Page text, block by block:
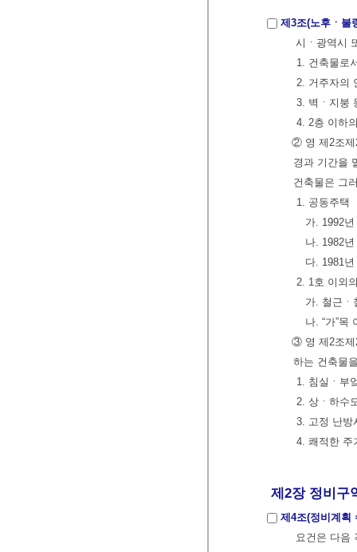
제3조(노후ㆍ불
시ㆍ광역시
1. 건축물로
2. 거주자의
3. 벽ㆍ지붕
4. 2층 이하
② 영 제2조제
경과 기간을
건축물은 그
1. 공동주택
가. 1992
나. 1982
다. 1981
2. 1호 이외
가. 철근ㆍ
나. “가”목
③ 영 제2조제
하는 건축물
1. 침실ㆍ부
2. 상ㆍ하수
3. 고정 난방
4. 쾌적한 주
제2장 정비구
제4조(정비계획
요건은 다음